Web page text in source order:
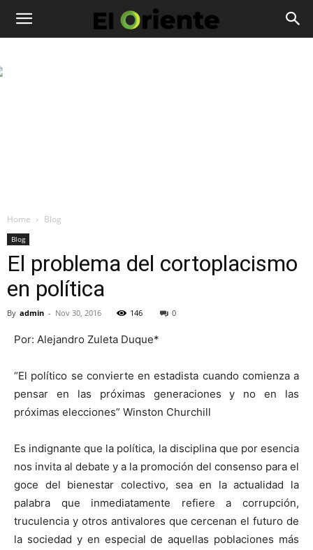
Home Blog
Blog
El problema del cortoplacismo
en política
By admin - Nov 30, 2016 146 0
Por: Alejandro Zuleta Duque*
“El político se convierte en estadista cuando comienza a
pensar en las próximas generaciones y no en las
próximas elecciones” Winston Churchill
Es indignante que la política, la disciplina que por esencia
nos invita al debate y a la promoción del consenso para el
goce del bienestar colectivo, sea en la actualidad la
palabra que inmediatamente refiere a corrupción,
truculencia y otros antivalores que cercenan el futuro de
la sociedad y en especial de aquellas poblaciones más